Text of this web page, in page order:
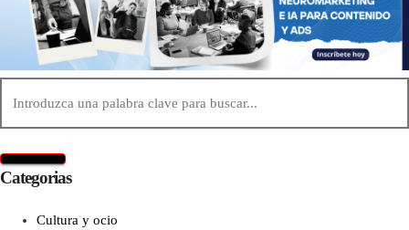
Categorias
Cultura y ocio